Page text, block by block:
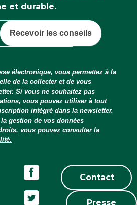
et durable.
Recevoir les conseils
électronique, vous permettez à la
de la collecter et de vous
Si vous ne souhaitez pas
vous pouvez utiliser à tout
intégré dans la newsletter.
gestion de vos données
vous pouvez consulter la
Contact
Presse